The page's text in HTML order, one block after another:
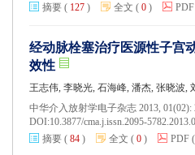
摘要 ( 127 ) 全文 ( 0 ) PDF
经动脉栓塞治疗医源性子宫
效性
王志伟, 李晓光, 石海峰, 潘杰, 张晓波,
中华介入放射学电子杂志 2013, 01(02):
DOI:10.3877/cma.j.issn.2095-
摘要 ( 84 ) 全文 ( 0 ) PDF (